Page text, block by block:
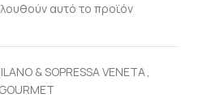
αυτό το προϊόν
& SOPRESSA VENETA,